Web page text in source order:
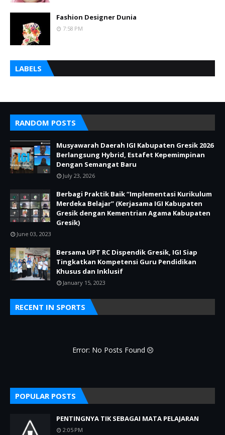
Fashion Designer Dunia
7:58 PM
LABELS
RANDOM POSTS
Musyawarah Daerah IGI Kabupaten Gresik 2026
Berlangsung Hybrid, Estafet Kepemimpinan
Dengan Semangat Baru
July 23, 2026
Berbagi Praktik Baik “Implementasi Kurikulum
Merdeka Belajar” (Kerjasama IGI Kabupaten
Gresik dengan Kementrian Agama Kabupaten
Gresik)
June 03, 2023
Bersama UPT RC Dispendik Gresik, IGI Siap
Tingkatkan Kompetensi Guru Pendidikan
Khusus dan Inklusif
January 15, 2023
RECENT IN SPORTS
Error: No Posts Found
POPULAR POSTS
PENTINGNYA TIK SEBAGAI MATA PELAJARAN
2:05 PM